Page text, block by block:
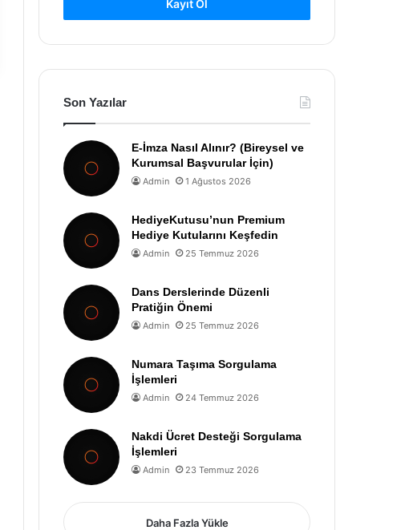
Kayıt Ol
Son Yazılar
E-İmza Nasıl Alınır? (Bireysel ve
Kurumsal Başvurular İçin)
Admin 1 Ağustos 2026
HediyeKutusu’nun Premium
Hediye Kutularını Keşfedin
Admin 25 Temmuz 2026
Dans Derslerinde Düzenli
Pratiğin Önemi
Admin 25 Temmuz 2026
Numara Taşıma Sorgulama
İşlemleri
Admin 24 Temmuz 2026
Nakdi Ücret Desteği Sorgulama
İşlemleri
Admin 23 Temmuz 2026
Daha Fazla Yükle